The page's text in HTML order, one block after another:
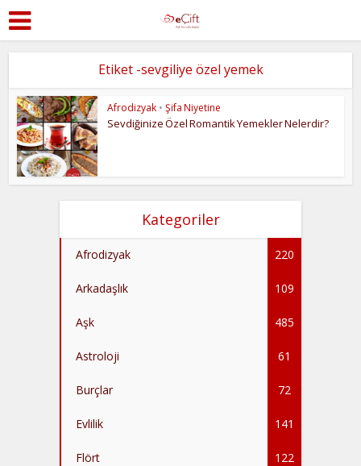
Etiket -sevgiliye özel yemek
Afrodizyak • Şifa Niyetine
Sevdiğinize Özel Romantik Yemekler Nelerdir?
Kategoriler
Afrodizyak 220
Arkadaşlık 109
Aşk 485
Astroloji 61
Burçlar 72
Evlilik 141
Flört 122